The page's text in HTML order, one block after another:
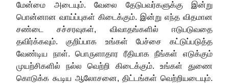
மேன்மை அடையும். வேலை தேடுபவர்களுக்கு இன்று
பொன்னான வாய்ப்புகள் கிடைக்கும். இன்று எந்த விதமான
சண்டை சச்சரவுகள், விவாதங்களில் ஈடுபடுவதை
தவிர்க்கவும். குறிப்பாக உங்கள் பேச்சை கட்டுப்படுத்த
வேண்டிய நாள். பொருளாதார ரீதியாக நீங்கள் எடுக்கும்
முயற்சிகளில் நல்ல வெற்றி கிடைக்கும். உங்கள் துணை
கொடுக்க கூடிய ஆலோசனை, திட்டங்கள் வெற்றியடையும்.